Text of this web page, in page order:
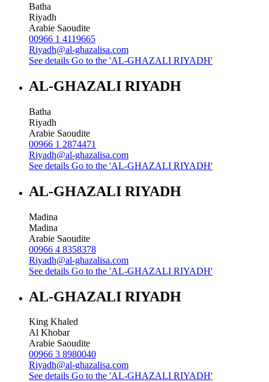
Batha
Riyadh
Arabie Saoudite
00966 1 4119665
Riyadh@al-ghazalisa.com
See details Go to the 'AL-GHAZALI RIYADH'
AL-GHAZALI RIYADH
Batha
Riyadh
Arabie Saoudite
00966 1 2874471
Riyadh@al-ghazalisa.com
See details Go to the 'AL-GHAZALI RIYADH'
AL-GHAZALI RIYADH
Madina
Madina
Arabie Saoudite
00966 4 8358378
Riyadh@al-ghazalisa.com
See details Go to the 'AL-GHAZALI RIYADH'
AL-GHAZALI RIYADH
King Khaled
Al Khobar
Arabie Saoudite
00966 3 8980040
Riyadh@al-ghazalisa.com
See details Go to the 'AL-GHAZALI RIYADH'